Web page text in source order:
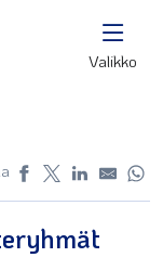
Valikko